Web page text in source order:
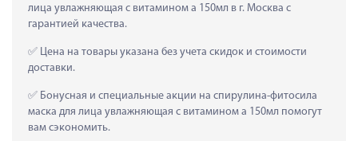
лица увлажняющая с витамином а 150мл в г. Москва с
гарантией качества.
Цена на товары указана без учета скидок и стоимости
доставки.
Бонусная и специальные акции на спирулина-фитосила
маска для лица увлажняющая с витамином а 150мл помогут
вам сэкономить.